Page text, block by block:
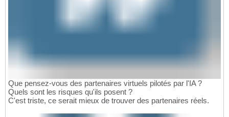
Que pensez-vous des partenaires virtuels pilotés par l'IA ?
Quels sont les risques qu'ils posent ?
C'est triste, ce serait mieux de trouver des partenaires réels.